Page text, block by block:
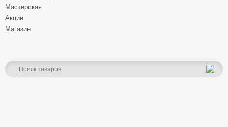
Мастерская
Акции
Магазин